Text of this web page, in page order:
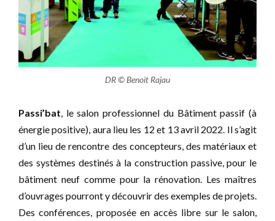
DR © Benoit Rajau
Passi’bat, le salon professionnel du Bâtiment passif (à
énergie positive), aura lieu les 12 et 13 avril 2022. Il s’agit
d’un lieu de rencontre des concepteurs, des matériaux et
des systèmes destinés à la construction passive, pour le
bâtiment neuf comme pour la rénovation. Les maîtres
d’ouvrages pourront y découvrir des exemples de projets.
Des conférences, proposée en accès libre sur le salon,